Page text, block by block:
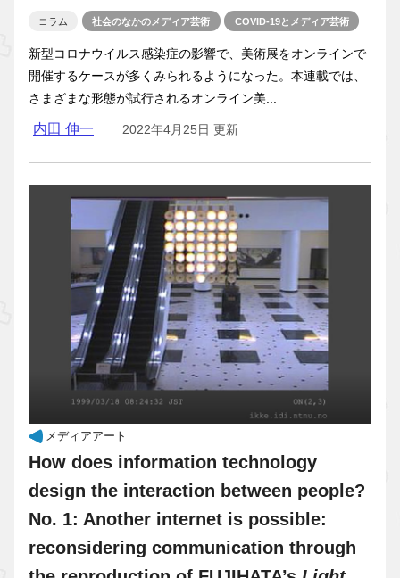
コラム 社会のなかのメディア芸術 COVID-19とメディア芸術
新型コロナウイルス感染症の影響で、美術展をオンラインで
開催するケースが多くみられるようになった。本連載では、
さまざまな形態が試行されるオンライン美...
内田 伸一 2022年4月25日 更新
メディアアート
How does information technology
design the interaction between people?
No. 1: Another internet is possible:
reconsidering communication through